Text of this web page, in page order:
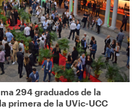
294 graduados de la
primera de la UVic-UCC